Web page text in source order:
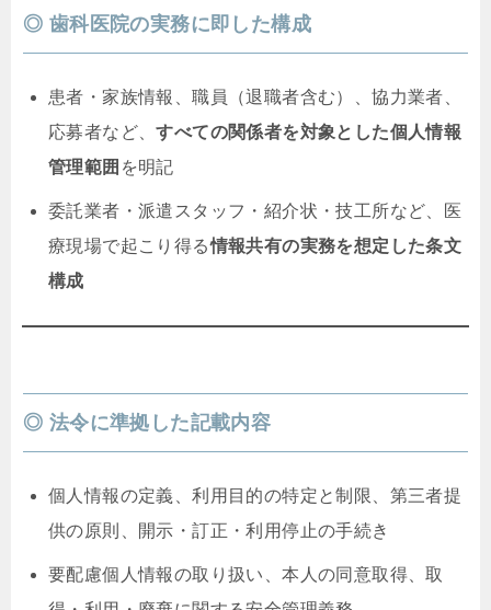
◎ 歯科医院の実務に即した構成
患者・家族情報、職員（退職者含む）、協力業者、
応募者など、すべての関係者を対象とした個人情報
管理範囲 を明記
委託業者・派遣スタッフ・紹介状・技工所など、医
療現場で起こり得る情報共有の実務を想定した条文
構成
◎ 法令に準拠した記載内容
個人情報の定義、利用目的の特定と制限、第三者提
供の原則、開示・訂正・利用停止の手続き
要配慮個人情報の取り扱い、本人の同意取得、取